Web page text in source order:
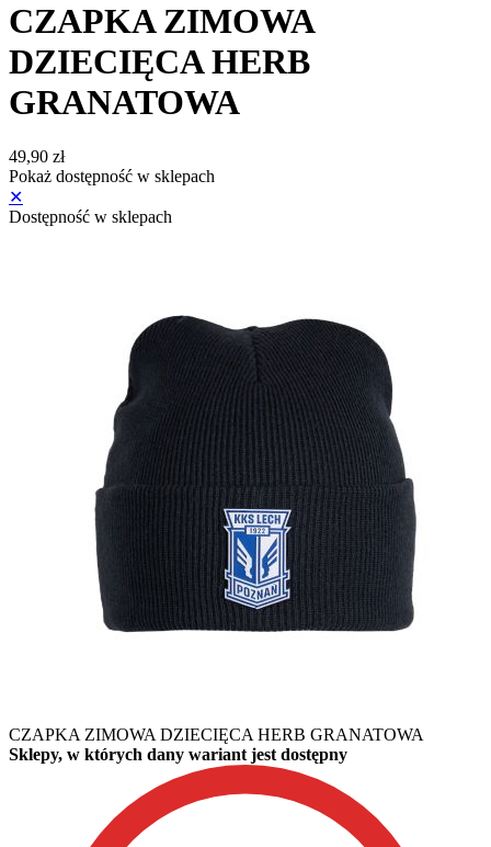
CZAPKA ZIMOWA
DZIECIĘCA HERB
GRANATOWA
49,90 zł
Pokaż dostępność w sklepach
✕
Dostępność w sklepach
CZAPKA ZIMOWA DZIECIĘCA HERB GRANATOWA
Sklepy, w których dany wariant jest dostępny